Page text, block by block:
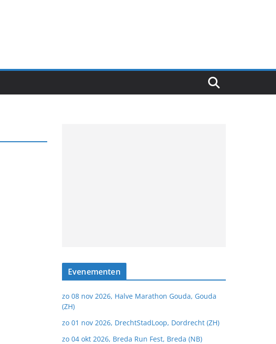
Evenementen
zo 08 nov 2026, Halve Marathon Gouda, Gouda
(ZH)
zo 01 nov 2026, DrechtStadLoop, Dordrecht (ZH)
zo 04 okt 2026, Breda Run Fest, Breda (NB)